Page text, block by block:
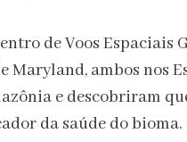
de Voos Espaciais
Maryland, ambos nos
e descobriram
da saúde do bioma.